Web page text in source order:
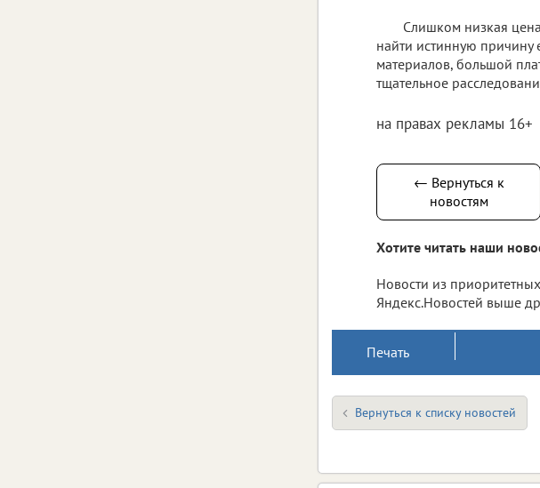
Слишком низкая
найти истинную причину
материалов, большой
тщательное
на правах рекламы 16+
← Вернуться к
новостям
Хотите читать наши
Новости из
Яндекс.Новостей выше
Печать
Вернуться к списку новостей